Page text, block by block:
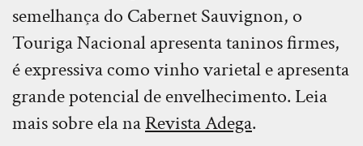
semelhança do Cabernet Sauvignon, o
Touriga Nacional apresenta taninos firmes,
é expressiva como vinho varietal e apresenta
grande potencial de envelhecimento. Leia
mais sobre ela naRevista Adega.